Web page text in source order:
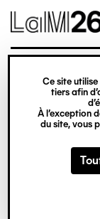
Gestion des
Ce site
tiers afin
À l’exception
du site, vous
contenu
© Crédit